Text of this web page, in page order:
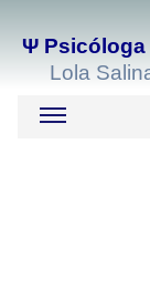
Ψ Psicóloga
Lola